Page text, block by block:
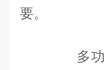
要。
多功